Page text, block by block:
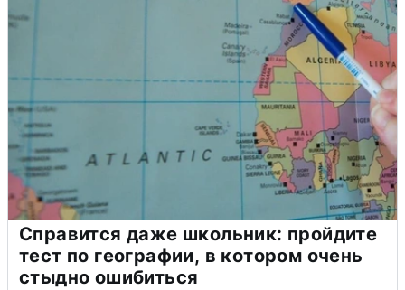
Справится даже школьник: пройдите
тест по географии, в котором очень
стыдно ошибиться